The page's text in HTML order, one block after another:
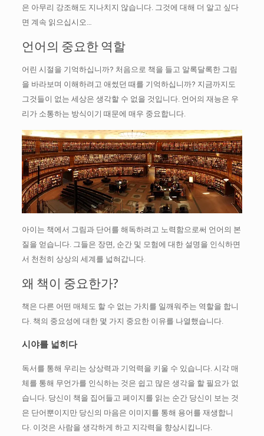
은 아무리 강조해도 지나치지 않습니다. 그것에 대해 더 알고 싶다
면 계속 읽으십시오…
언어의 중요한 역할
어린 시절을 기억하십니까? 처음으로 책을 들고 알록달록한 그림
을 바라보며 이해하려고 애썼던 때를 기억하십니까? 지금까지도
그것들이 없는 세상은 생각할 수 없을 것입니다. 언어의 재능은 우
리가 소통하는 방식이기 때문에 매우 중요합니다.
아이는 책에서 그림과 단어를 해독하려고 노력함으로써 언어의 본
질을 얻습니다. 그들은 장면, 순간 및 모험에 대한 설명을 인식하면
서 천천히 상상의 세계를 넓혀갑니다.
왜 책이 중요한가?
책은 다른 어떤 매체도 할 수 없는 가치를 일깨워주는 역할을 합니
다. 책의 중요성에 대한 몇 가지 중요한 이유를 나열했습니다.
시야를 넓히다
독서를 통해 우리는 상상력과 기억력을 키울 수 있습니다. 시각 매
체를 통해 무언가를 인식하는 것은 쉽고 많은 생각을 할 필요가 없
습니다. 당신이 책을 집어들고 페이지를 읽는 순간 당신이 보는 것
은 단어뿐이지만 당신의 마음은 이미지를 통해 용어를 재생합니
다. 이것은 사람을 생각하게 하고 지각력을 향상시킵니다.